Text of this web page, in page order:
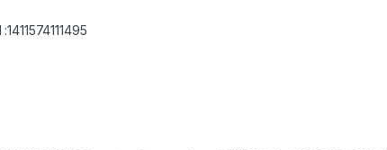
:1411574111495